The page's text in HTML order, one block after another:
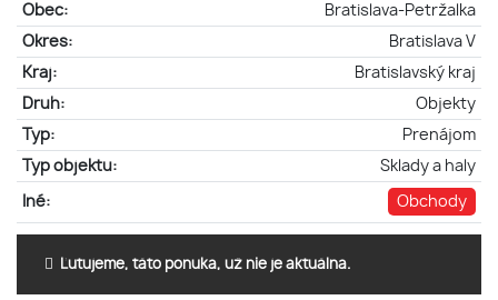
Obec:
Bratislava-Petržalka
Okres:
Bratislava V
Kraj:
Bratislavský kraj
Druh:
Objekty
Typ:
Prenájom
Typ objektu:
Sklady a haly
Iné: Obchody
Ľutujeme, táto ponuka, už nie je aktuálna.